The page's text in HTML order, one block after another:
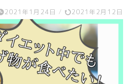
2021年1月24日 / 2021年2月12日